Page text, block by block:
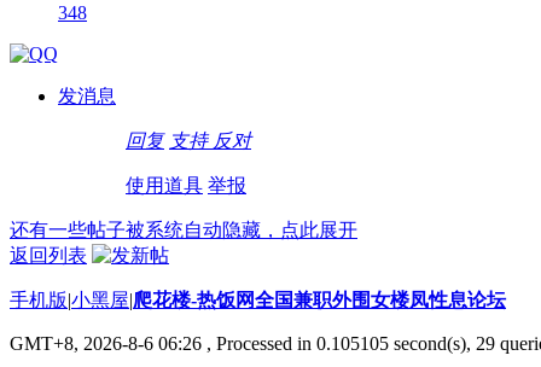
348
发消息
回复 支持 反对
使用道具 举报
还有一些帖子被系统自动隐藏，点此展开
返回列表
手机版|小黑屋|爬花楼-热饭网全国兼职外围女楼凤性息论坛
GMT+8, 2026-8-6 06:26 , Processed in 0.105105 second(s), 29